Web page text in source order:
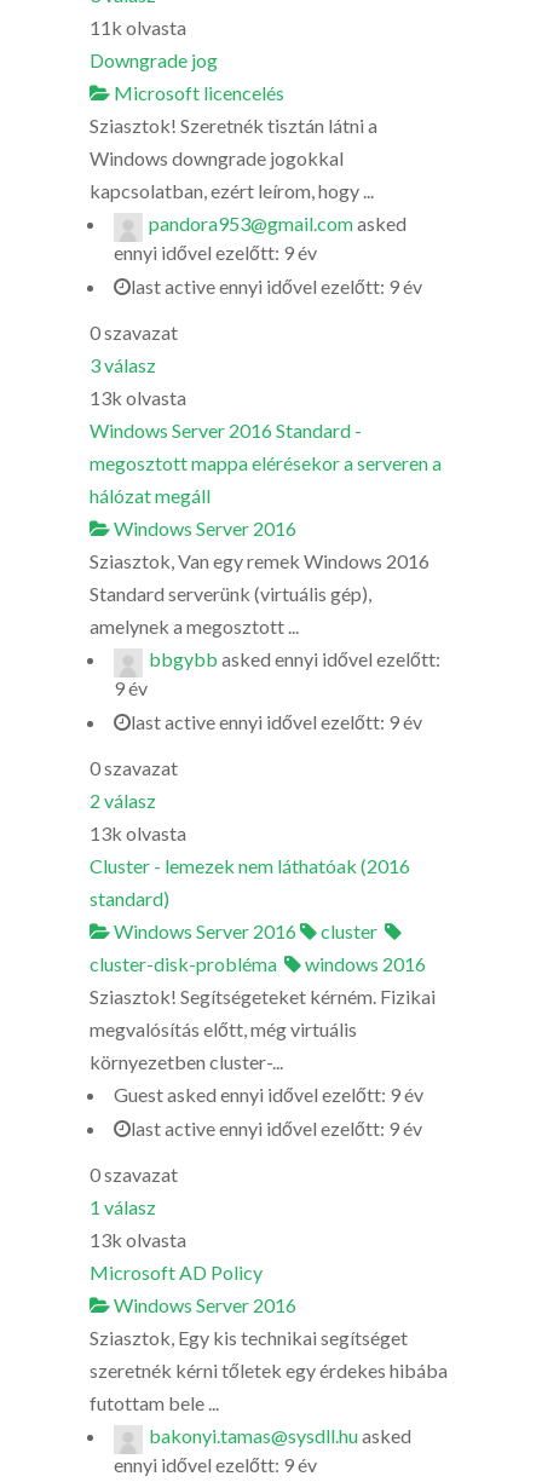
11k olvasta
Downgrade jog
Microsoft licencelés
Sziasztok! Szeretnék tisztán látni a
Windows downgrade jogokkal
kapcsolatban, ezért leírom, hogy ...
pandora953@gmail.comasked
ennyi idővel ezelőtt: 9 év
last active ennyi idővel ezelőtt: 9 év
0szavazat
3válasz
13k olvasta
Windows Server 2016 Standard -
megosztott mappa elérésekor a serveren a
hálózat megáll
Windows Server 2016
Sziasztok, Van egy remek Windows 2016
Standard serverünk (virtuális gép),
amelynek a megosztott ...
bbgybb asked ennyi idővel ezelőtt:
9 év
last active ennyi idővel ezelőtt: 9 év
0szavazat
2 válasz
13k olvasta
Cluster - lemezek nem láthatóak (2016
standard)
Windows Server 2016
cluster
cluster-disk-probléma
windows 2016
Sziasztok! Segítségeteket kérném. Fizikai
megvalósítás előtt, még virtuális
környezetben cluster-...
Guestasked ennyi idővel ezelőtt: 9 év
last active ennyi idővel ezelőtt: 9 év
0szavazat
1 válasz
13k olvasta
Microsoft AD Policy
Windows Server 2016
Sziasztok, Egy kis technikai segítséget
szeretnék kérni tőletek egy érdekes hibába
futottam bele ...
bakonyi.tamas@sysdll.huasked
ennyi idővel ezelőtt: 9 év